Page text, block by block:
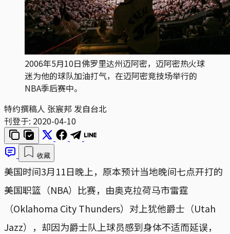
2006年5月10日佛罗里达州迈阿密，迈阿密热火球
迷为他的球队加油打气，在迈阿密竞技场举行的
NBA季后赛中。
特约撰稿人 张宸邦 发自台北
刊登于: 2020-04-10
收藏
美国时间3月11日晚上，原本预计当地晚间七点开打的
美国职篮（NBA）比赛，由奥克拉荷马市雷霆
（Oklahoma City Thunders）对上犹他爵士（Utah
Jazz），却因为爵士队上球员感到身体不适而延误，